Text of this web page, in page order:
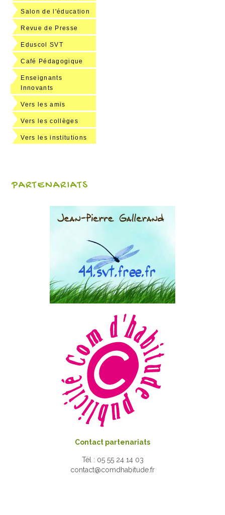
Salon de l'éducation
Revue de Presse
Eduscol SVT
Café Pédagogique
Enseignants
Innovants
Vers les amis
Vers les collèges
Vers les institutions
PARTENARIATS
Contact partenariats
Tél : 05 55 24 14 03
contact@comdhabitude.fr